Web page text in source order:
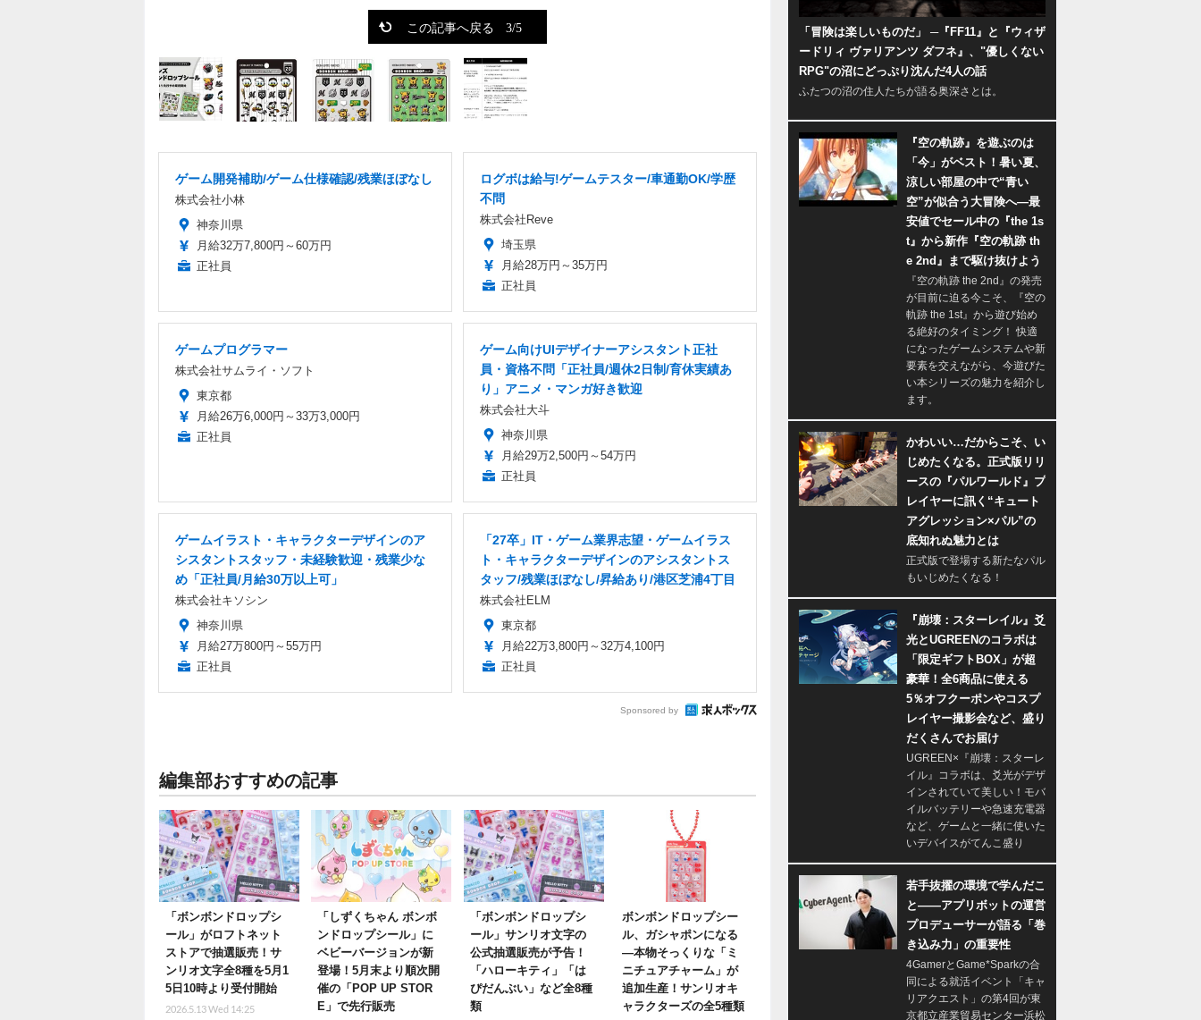
この記事へ戻る 3/5
ゲーム開発補助/ゲーム仕様確認/残業ほぼなし
株式会社小林
神奈川県
月給32万7,800円～60万円
正社員
ログボは給与!ゲームテスター/車通勤OK/学歴
不問
株式会社Reve
埼玉県
月給28万円～35万円
正社員
ゲームプログラマー
株式会社サムライ・ソフト
東京都
月給26万6,000円～33万3,000円
正社員
ゲーム向けUIデザイナーアシスタント正社
員・資格不問「正社員/週休2日制/育休実績あ
り」アニメ・マンガ好き歓迎
株式会社大斗
神奈川県
月給29万2,500円～54万円
正社員
ゲームイラスト・キャラクターデザインのア
シスタントスタッフ・未経験歓迎・残業少な
め「正社員/月給30万以上可」
株式会社キソシン
神奈川県
月給27万800円～55万円
正社員
「27卒」IT・ゲーム業界志望・ゲームイラス
ト・キャラクターデザインのアシスタントス
タッフ/残業ほぼなし/昇給あり/港区芝浦4丁目
株式会社ELM
東京都
月給22万3,800円～32万4,100円
正社員
Sponsored by
編集部おすすめの記事
「ボンボンドロップシ
ール」がロフトネット
ストアで抽選販売！サ
ンリオ文字全8種を5月1
5日10時より受付開始
2026.5.13 Wed 14:25
「しずくちゃん ボンボ
ンドロップシール」に
ベビーバージョンが新
登場！5月末より順次開
催の「POP UP STOR
E」で先行販売
「ボンボンドロップシ
ール」サンリオ文字の
公式抽選販売が予告！
「ハローキティ」「は
ぴだんぶい」など全8種
類
ボンボンドロップシー
ル、ガシャポンになる
―本物そっくりな「ミ
ニチュアチャーム」が
追加生産！サンリオキ
ャラクターズの全5種類
「冒険は楽しいものだ」 ─『FF11』と『ウィザ
ードリィ ヴァリアンツ ダフネ』、"優しくない
RPG"の沼にどっぷり沈んだ4人の話
ふたつの沼の住人たちが語る奥深さとは。
『空の軌跡』を遊ぶのは
「今」がベスト！暑い夏、
涼しい部屋の中で“青い
空”が似合う大冒険へ―最
安値でセール中の『the 1s
t』から新作『空の軌跡 th
e 2nd』まで駆け抜けよう
『空の軌跡 the 2nd』の発売
が目前に迫る今こそ、『空の
軌跡 the 1st』から遊び始め
る絶好のタイミング！ 快適
になったゲームシステムや新
要素を交えながら、今遊びた
い本シリーズの魅力を紹介し
ます。
かわいい…だからこそ、い
じめたくなる。正式版リリ
ースの『パルワールド』プ
レイヤーに訊く“キュート
アグレッション×パル”の
底知れぬ魅力とは
正式版で登場する新たなパル
もいじめたくなる！
『崩壊：スターレイル』爻
光とUGREENのコラボは
「限定ギフトBOX」が超
豪華！全6商品に使える
5％オフクーポンやコスプ
レイヤー撮影会など、盛り
だくさんでお届け
UGREEN×『崩壊：スターレ
イル』コラボは、爻光がデザ
インされていて美しい！モバ
イルバッテリーや急速充電器
など、ゲームと一緒に使いた
いデバイスがてんこ盛り
若手抜擢の環境で学んだこ
と――アプリボットの運営
プロデューサーが語る「巻
き込み力」の重要性
4GamerとGame*Sparkの合
同による就活イベント「キャ
リアクエスト」の第4回が東
京都立産業貿易センター浜松